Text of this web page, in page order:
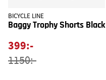
BICYCLE LINE
Baggy Trophy Shorts Black
399:-
1150:-